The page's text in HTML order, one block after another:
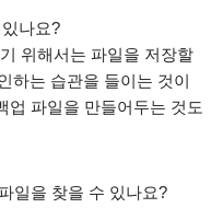
나요?
위해서는 파일을 저장할
하는 습관을 들이는 것이
업 파일을 만들어두는 것도
일을 찾을 수 있나요?